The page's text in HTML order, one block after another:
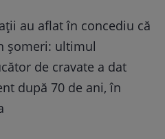
au aflat în concediu că
șomeri: ultimul
de cravate a dat
după 70 de ani, în